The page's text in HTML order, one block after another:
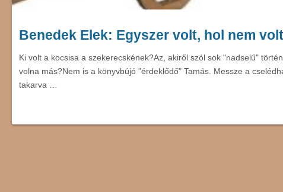
Benedek Elek: Egyszer volt, hol nem volt
Ki volt a kocsisa a szekerecskének?Az, akiről szól sok "nadselű"
volna más?Nem is a könyvbújó "érdeklődő" Tamás. Messze a
takarva …